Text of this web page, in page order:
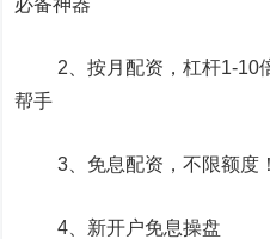
必备神器
2、按月配资，杠杆1-10
帮手
3、免息配资，不限额度
4、新开户免息操盘